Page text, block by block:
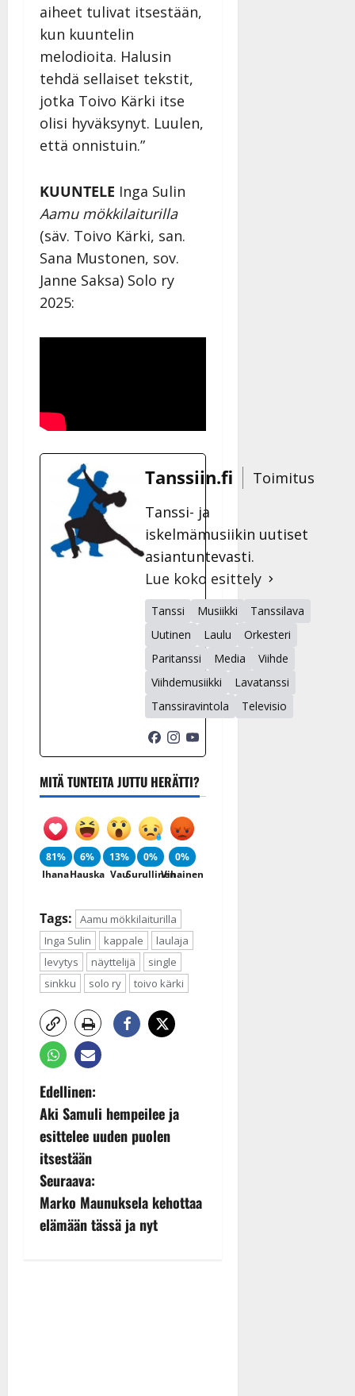
aiheet tulivat itsestään,
kun kuuntelin
melodioita. Halusin
tehdä sellaiset tekstit,
jotka Toivo Kärki itse
olisi hyväksynyt. Luulen,
että onnistuin.”
KUUNTELE Inga Sulin
Aamu mökkilaiturilla
(säv. Toivo Kärki, san.
Sana Mustonen, sov.
Janne Saksa) Solo ry
2025:
Tanssiin.fi
Toimitus
Tanssi- ja
iskelmämusiikin uutiset
asiantuntevasti.
Lue koko esittely
Tanssi Musiikki
Tanssilava
Uutinen
Laulu
Orkesteri
Paritanssi
Media
Viihde
Viihdemusiikki
Lavatanssi
Tanssiravintola
Televisio
MITÄ TUNTEITA JUTTU HERÄTTI?
81%
Ihana
6%
Hauska
13%
Vau
0%
Surullinen
0%
Vihainen
Tags:
Aamu mökkilaiturilla
Inga Sulin
kappale
laulaja
levytys
näyttelijä
single
sinkku
solo ry toivo kärki
P
o
s
t
n
Edellinen:
Aki Samuli hempeilee ja
esittelee uuden puolen
itsestään
Seuraava:
Marko Maunuksela kehottaa
elämään tässä ja nyt